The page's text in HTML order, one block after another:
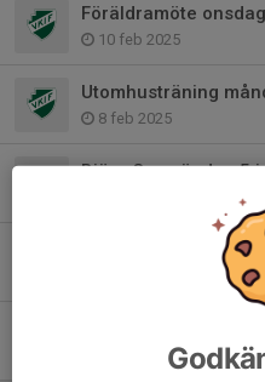
Föräldramöte
10 feb 2025
Utomhusträning
8 feb 2025
Bjäre Cup söndag 5
From måndag 16
21 aug 2023